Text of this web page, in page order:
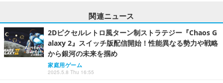
関連ニュース
2Dピクセルレトロ風ターン制ストラテジー『Chaos G
alaxy 2』スイッチ版配信開始！性能異なる勢力や戦略
から銀河の未来を掴め
家庭用ゲーム
2025.5.8 Thu 16:55